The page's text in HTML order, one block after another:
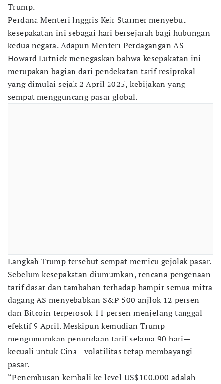
Trump.
Perdana Menteri Inggris Keir Starmer menyebut
kesepakatan ini sebagai hari bersejarah bagi hubungan
kedua negara. Adapun Menteri Perdagangan AS
Howard Lutnick menegaskan bahwa kesepakatan ini
merupakan bagian dari pendekatan tarif resiprokal
yang dimulai sejak 2 April 2025, kebijakan yang
sempat mengguncang pasar global.
Langkah Trump tersebut sempat memicu gejolak pasar.
Sebelum kesepakatan diumumkan, rencana pengenaan
tarif dasar dan tambahan terhadap hampir semua mitra
dagang AS menyebabkan S&P 500 anjlok 12 persen
dan Bitcoin terperosok 11 persen menjelang tanggal
efektif 9 April. Meskipun kemudian Trump
mengumumkan penundaan tarif selama 90 hari—
kecuali untuk Cina—volatilitas tetap membayangi
pasar.
“Penembusan kembali ke level US$100.000 adalah